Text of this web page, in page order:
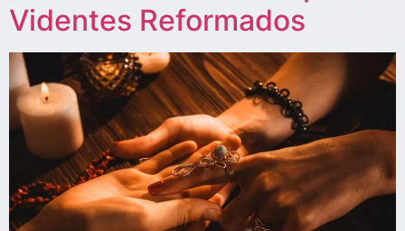
Videntes Reformados